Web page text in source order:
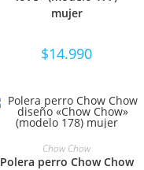
mujer
$14.990
SELECCIONAR OPCIONES
Chow Chow
Polera perro Chow Chow